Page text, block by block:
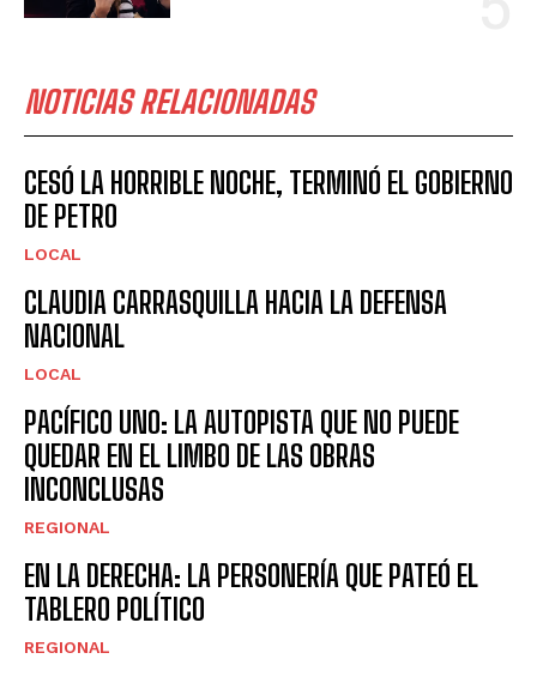
NOTICIAS RELACIONADAS
CESÓ LA HORRIBLE NOCHE, TERMINÓ EL GOBIERNO
DE PETRO
LOCAL
CLAUDIA CARRASQUILLA HACIA LA DEFENSA
NACIONAL
LOCAL
PACÍFICO UNO: LA AUTOPISTA QUE NO PUEDE
QUEDAR EN EL LIMBO DE LAS OBRAS
INCONCLUSAS
REGIONAL
EN LA DERECHA: LA PERSONERÍA QUE PATEÓ EL
TABLERO POLÍTICO
REGIONAL